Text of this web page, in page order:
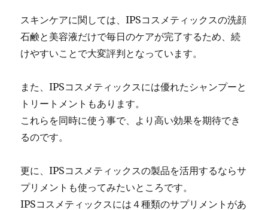
スキンケアに関しては、IPSコスメティックスの洗顔
石鹸と美容液だけで毎日のケアが完了するため、続
けやすいことで大変評判となっています。
また、IPSコスメティックスには優れたシャンプーと
トリートメントもあります。
これらを同時に使う事で、より高い効果を期待でき
るのです。
更に、IPSコスメティックスの製品を活用するならサ
プリメントも使ってみたいところです。
IPSコスメティックスには４種類のサプリメントがあ